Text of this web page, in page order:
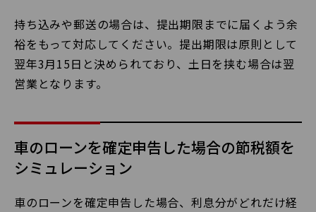
持ち込みや郵送の場合は、提出期限までに届くよう余
裕をもって対応してください。提出期限は原則として
翌年3月15日と決められており、土日を挟む場合は翌
営業となります。
車のローンを確定申告した場合の節税額を
シミュレーション
車のローンを確定申告した場合、利息分がどれだけ経